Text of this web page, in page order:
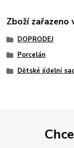
Zboží zařazeno
DOPRODEJ
Porcelán
Dětské jídelní